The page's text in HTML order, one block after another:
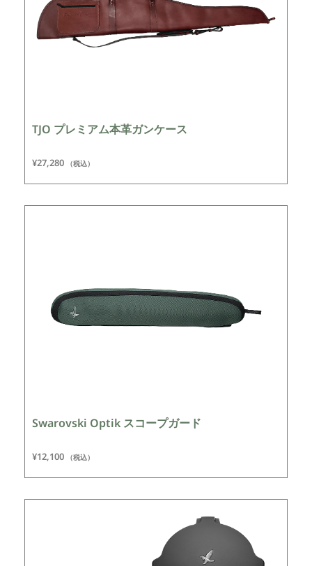
TJO プレミアム本革ガンケース
¥27,280 （税込）
Swarovski Optik スコープガード
¥12,100 （税込）